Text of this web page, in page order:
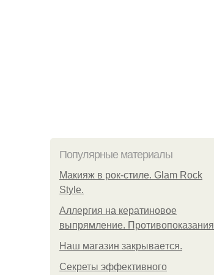
Популярные материалы
Макияж в рок-стиле. Glam Rock
Style.
Аллергия на кератиновое
выпрямление. Противопоказания
Нaш магaзин зaкрывaeтся.
Секреты эффективного